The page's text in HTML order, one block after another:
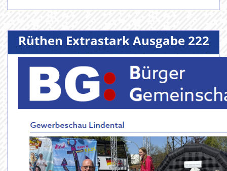
Rüthen Extrastark Ausgabe 222